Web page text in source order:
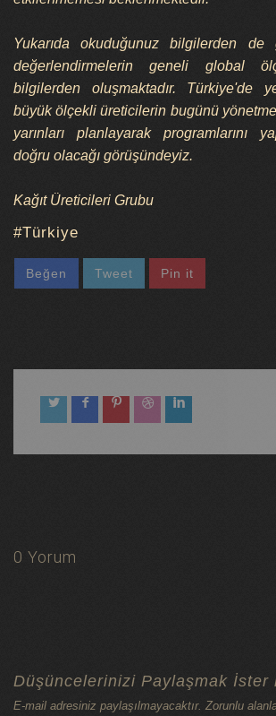
Yukarıda okuduğunuz bilgilerden de
değerlendirmelerin geneli global
bilgilerden oluşmaktadır. Türkiye'de
büyük ölçekli üreticilerin bugünü
yarınları planlayarak programlarını
doğru olacağı görüşündeyiz.
Kağıt Üreticileri Grubu
Türkiye
Beğen Tweet Pin it
0 Yorum
Düşüncelerinizi Paylaşmak İster
E-mail adresiniz paylaşılmayacaktır. Zorunlu